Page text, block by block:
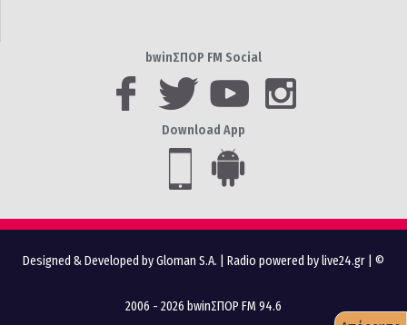
bwinΣΠΟΡ FM Social
Download App
Designed & Developed by Gloman S.A. Radio powered by live24.gr | ©
2006 - 2026 bwinΣΠΟΡ FM 94.6